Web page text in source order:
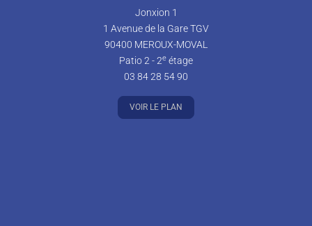
Jonxion 1
1 Avenue de la Gare TGV
90400 MEROUX-MOVAL
Patio 2 - 2e étage
03 84 28 54 90
VOIR LE PLAN